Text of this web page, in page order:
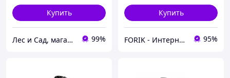
Купить
Лес и Сад, магазин инструментов и садово-парковой техники 99%
Купить
FORIK - Интернет гипермаркет. 95%